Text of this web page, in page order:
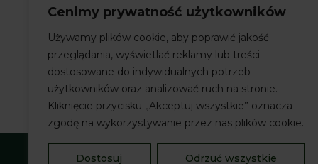
Cenimy prywatność użytkowników
Używamy plików cookie, aby poprawić jakość
przeglądania, wyświetlać reklamy lub treści
dostosowane do indywidualnych potrzeb
użytkowników oraz analizować ruch na stronie.
Kliknięcie przycisku „Akceptuj wszystkie” oznacza
zgodę na wykorzystywanie przez nas plików cookie.
Dostosuj Odrzuć wszystkie
+48 696 162
Formularz